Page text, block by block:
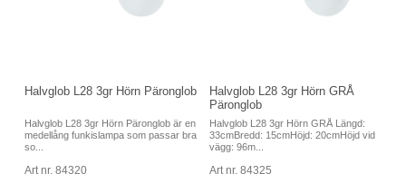
Halvglob L28 3gr Hörn Päronglob
Halvglob L28 3gr Hörn Päronglob är en
medellång funkislampa som passar bra
so...
Art nr. 84320
Halvglob L28 3gr Hörn GRÅ
Päronglob
Halvglob L28 3gr Hörn GRÅ Längd:
33cmBredd: 15cmHöjd: 20cmHöjd vid
vägg: 96m...
Art nr. 84325